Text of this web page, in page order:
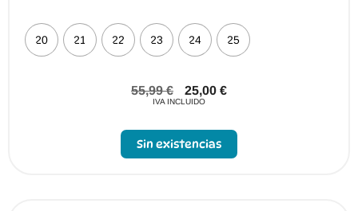
20 21 22 23 24 25
55,99€ 25,00 €
IVA INCLUIDO
Sin existencias